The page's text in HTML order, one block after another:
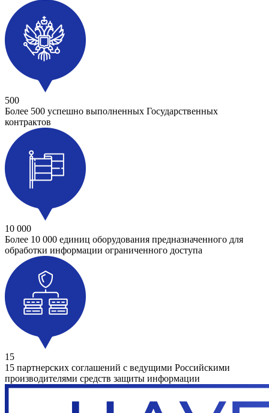
500
Более 500 успешно выполненных Государственных
контрактов
10 000
Более 10 000 единиц оборудования предназначенного для
обработки информации ограниченного доступа
15
15 партнерских соглашений с ведущими Российскими
производителями средств защиты информации